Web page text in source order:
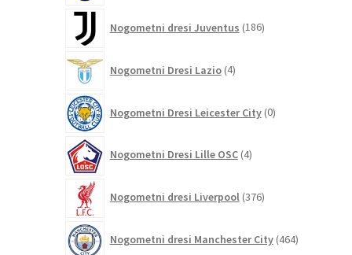
Nogometni dresi Juventus 186izdelkov
Nogometni Dresi Lazio 4izdelki
Nogometni Dresi Leicester City 0izdelkov
Nogometni Dresi Lille OSC 4izdelki
Nogometni dresi Liverpool 376izdelkov
Nogometni dresi Manchester City 464izdelkov